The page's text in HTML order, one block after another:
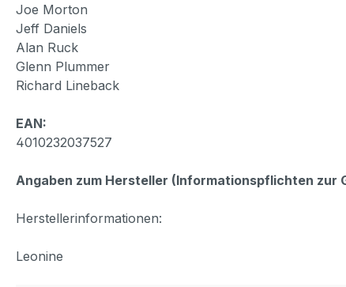
Joe Morton
Jeff Daniels
Alan Ruck
Glenn Plummer
Richard Lineback
EAN:
4010232037527
Angaben zum Hersteller (Informationspflichten zur
Herstellerinformationen:
Leonine